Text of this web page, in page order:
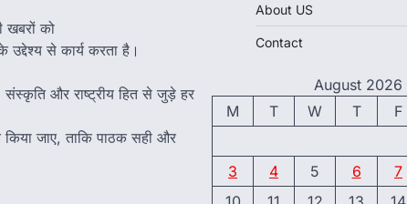
खबरों को
से कार्य करता है।
संस्कृति और राष्ट्रीय हित से जुड़े हर
जाए, ताकि पाठक सही और
About US
Contact
August 2026
M
T W T F
3
4 5 6 7